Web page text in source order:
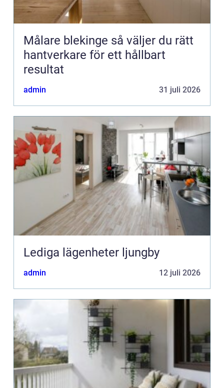
Målare blekinge så väljer du rätt
hantverkare för ett hållbart
resultat
admin 31 juli 2026
Lediga lägenheter ljungby
admin 12 juli 2026